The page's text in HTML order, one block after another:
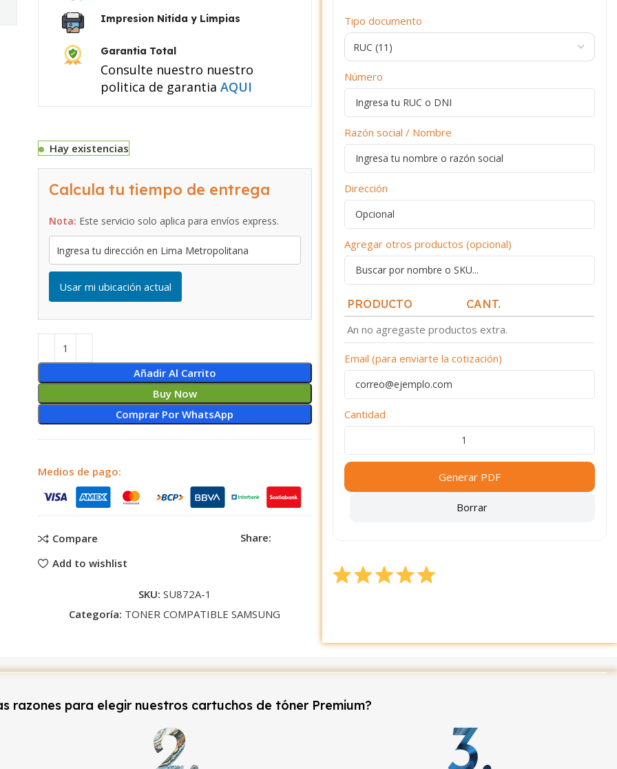
Impresion Nitida y Limpias
Garantia Total
Consulte nuestro nuestro
politica de garantia AQUI
Hay existencias
Calcula tu tiempo de entrega
Nota: Este servicio solo aplica para envíos express.
Usar mi ubicación actual
Añadir Al Carrito
Buy Now
Comprar Por WhatsApp
Medios de pago:
Compare
Add to wishlist
Share:
SKU: SU872A-1
Categoría: TONER COMPATIBLE SAMSUNG
Tipo documento
Número
Razón social / Nombre
Dirección
Agregar otros productos (opcional)
PRODUCTO CANT.
An no agregaste productos extra.
Email (para enviarte la cotización)
Cantidad
Generar PDF
Borrar
razones para elegir nuestros cartuchos de tóner Premium?